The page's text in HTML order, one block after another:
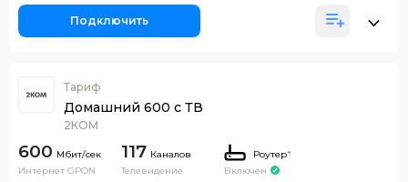
Подключить
Тариф
Домашний 600 с ТВ
2КОМ
600
Интернет GPON
117 Каналов
Телевидение
Роутер*
Включен